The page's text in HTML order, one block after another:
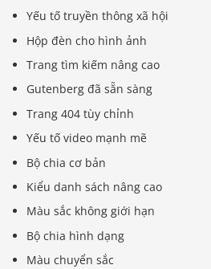
Yếu tố truyền thông xã hội
Hộp đèn cho hình ảnh
Trang tìm kiếm nâng cao
Gutenberg đã sẵn sàng
Trang 404 tùy chỉnh
Yếu tố video mạnh mẽ
Bộ chia cơ bản
Kiểu danh sách nâng cao
Màu sắc không giới hạn
Bộ chia hình dạng
Màu chuyển sắc